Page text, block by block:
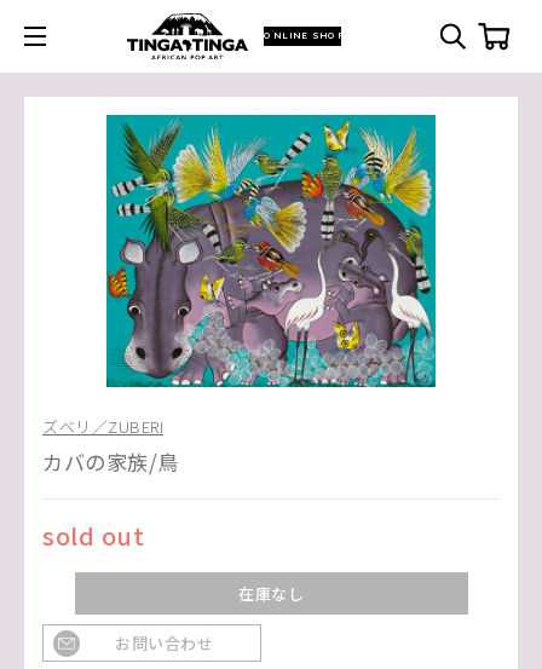
ONLINE SHOP
ズベリ／ZUBERI
カバの家族/鳥
sold out
在庫なし
お問い合わせ